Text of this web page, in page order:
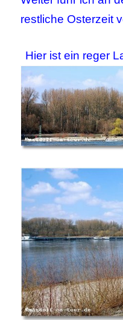
restliche Osterzeit
Hier ist ein reger